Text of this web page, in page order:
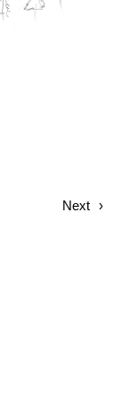
›
Next